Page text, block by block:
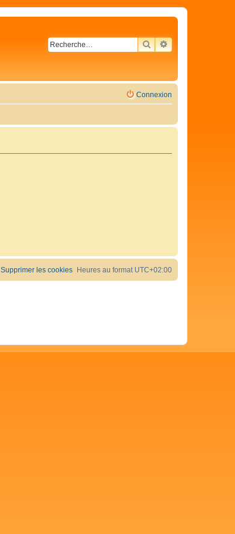
RECHERCHER
RECHERCHE
Connexion
Heures au format UTC+02:00
Supprimer les cookies